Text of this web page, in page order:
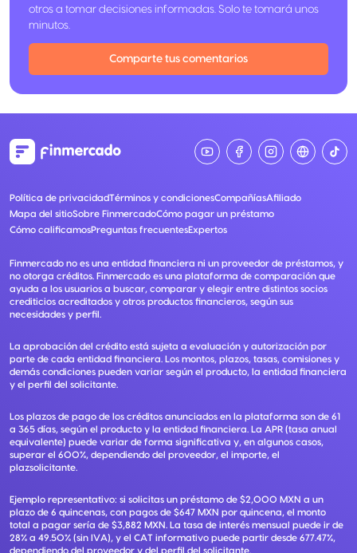
otros a tomar decisiones informadas. Solo te tomará unos
minutos.
Comparte tus comentarios
Política de privacidadTérminos y condicionesCompañíasAfiliado
Mapa del sitioSobre FinmercadoCómo pagar un préstamo
Cómo calificamosPreguntas frecuentesExpertos
Finmercado no es una entidad financiera ni un proveedor de préstamos, y
no otorga créditos. Finmercado es una plataforma de comparación que
ayuda a los usuarios a buscar, comparar y elegir entre distintos socios
crediticios acreditados y otros productos financieros, según sus
necesidades y perfil.
La aprobación del crédito está sujeta a evaluación y autorización por
parte de cada entidad financiera. Los montos, plazos, tasas, comisiones y
demás condiciones pueden variar según el producto, la entidad financiera
y el perfil del solicitante.
Los plazos de pago de los créditos anunciados en la plataforma son de 61
a 365 días, según el producto y la entidad financiera. La APR (tasa anual
equivalente) puede variar de forma significativa y, en algunos casos,
superar el 600%, dependiendo del proveedor, el importe, el
plazsolicitante.
Ejemplo representativo: si solicitas un préstamo de $2,000 MXN a un
plazo de 6 quincenas, con pagos de $647 MXN por quincena, el monto
total a pagar sería de $3,882 MXN. La tasa de interés mensual puede ir de
28% a 49.50% (sin IVA), y el CAT informativo puede partir desde 677.47%,
dependiendo del proveedor y del perfil del solicitante.